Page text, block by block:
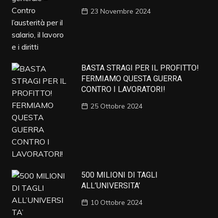
23 Novembre 2024
BASTA STRAGI PER IL PROFITTO!
FERMIAMO QUESTA GUERRA
CONTRO I LAVORATORI!
25 Ottobre 2024
500 MILIONI DI TAGLI
ALL’UNIVERSITA’
10 Ottobre 2024